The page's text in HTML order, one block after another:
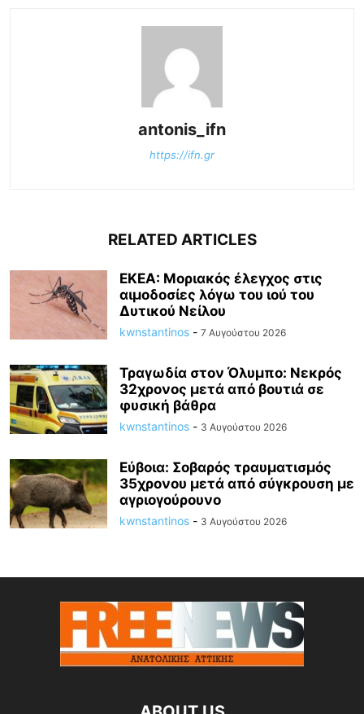
antonis_ifn
https://ifn.gr
RELATED ARTICLES
ΕΚΕΑ: Μοριακός έλεγχος στις
αιμοδοσίες λόγω του ιού του
Δυτικού Νείλου
kwnstantinos - 7 Αυγούστου 2026
Τραγωδία στον Όλυμπο: Νεκρός
32χρονος μετά από βουτιά σε
φυσική βάθρα
kwnstantinos - 3 Αυγούστου 2026
Εύβοια: Σοβαρός τραυματισμός
35χρονου μετά από σύγκρουση με
αγριογούρουνο
kwnstantinos - 3 Αυγούστου 2026